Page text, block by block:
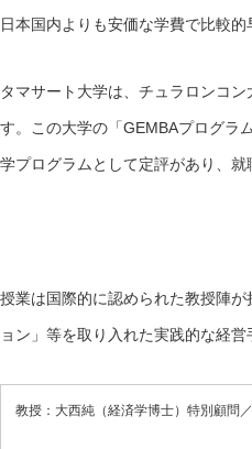
日本国内よりも安価な学費で比較的
タマサート大学は、チュラロンコ
す。この大学の「GEMBAプログラ
学プログラムとして定評があり、
授業は国際的に認められた教授陣
ョン」等を取り入れた実践的な経営
教授：大西純（経済学博士）特別顧問